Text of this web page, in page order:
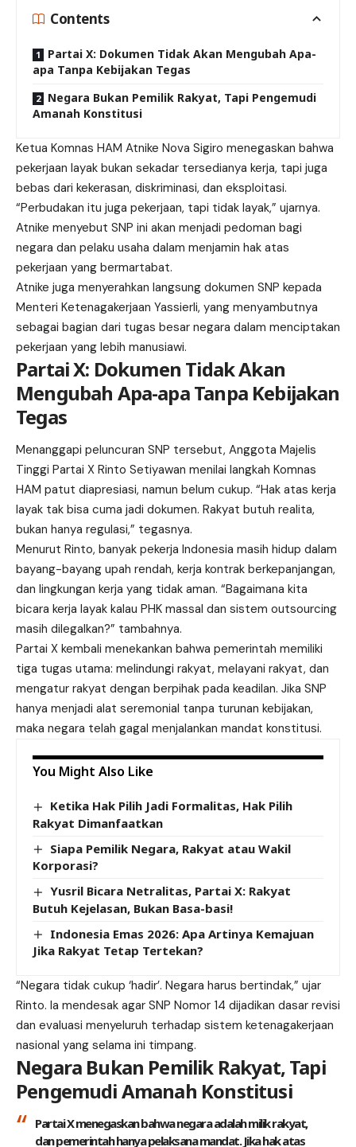
Contents
Partai X: Dokumen Tidak Akan Mengubah Apa-
apa Tanpa Kebijakan Tegas
Negara Bukan Pemilik Rakyat, Tapi Pengemudi
Amanah Konstitusi
Ketua Komnas HAM Atnike Nova Sigiro menegaskan bahwa
pekerjaan layak bukan sekadar tersedianya kerja, tapi juga
bebas dari kekerasan, diskriminasi, dan eksploitasi.
“Perbudakan itu juga pekerjaan, tapi tidak layak,” ujarnya.
Atnike menyebut SNP ini akan menjadi pedoman bagi
negara dan pelaku usaha dalam menjamin hak atas
pekerjaan yang bermartabat.
Atnike juga menyerahkan langsung dokumen SNP kepada
Menteri Ketenagakerjaan Yassierli, yang menyambutnya
sebagai bagian dari tugas besar negara dalam menciptakan
pekerjaan yang lebih manusiawi.
Partai X: Dokumen Tidak Akan
Mengubah Apa-apa Tanpa Kebijakan
Tegas
Menanggapi peluncuran SNP tersebut, Anggota Majelis
Tinggi Partai X Rinto Setiyawan menilai langkah Komnas
HAM patut diapresiasi, namun belum cukup. “Hak atas kerja
layak tak bisa cuma jadi dokumen. Rakyat butuh realita,
bukan hanya regulasi,” tegasnya.
Menurut Rinto, banyak pekerja Indonesia masih hidup dalam
bayang-bayang upah rendah, kerja kontrak berkepanjangan,
dan lingkungan kerja yang tidak aman. “Bagaimana kita
bicara kerja layak kalau PHK massal dan sistem outsourcing
masih dilegalkan?” tambahnya.
Partai X kembali menekankan bahwa pemerintah memiliki
tiga tugas utama: melindungi rakyat, melayani rakyat, dan
mengatur rakyat dengan berpihak pada keadilan. Jika SNP
hanya menjadi alat seremonial tanpa turunan kebijakan,
maka negara telah gagal menjalankan mandat konstitusi.
You Might Also Like
Ketika Hak Pilih Jadi Formalitas, Hak Pilih
Rakyat Dimanfaatkan
Siapa Pemilik Negara, Rakyat atau Wakil
Korporasi?
Yusril Bicara Netralitas, Partai X: Rakyat
Butuh Kejelasan, Bukan Basa-basi!
Indonesia Emas 2026: Apa Artinya Kemajuan
Jika Rakyat Tetap Tertekan?
“Negara tidak cukup ‘hadir’. Negara harus bertindak,” ujar
Rinto. Ia mendesak agar SNP Nomor 14 dijadikan dasar revisi
dan evaluasi menyeluruh terhadap sistem ketenagakerjaan
nasional yang selama ini timpang.
Negara Bukan Pemilik Rakyat, Tapi
Pengemudi Amanah Konstitusi
Partai X menegaskan bahwa negara adalah milik rakyat,
dan pemerintah hanya pelaksana mandat. Jika hak atas